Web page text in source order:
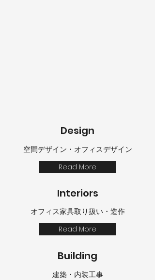
Design
空間デザイン・オフィスデザイン
Read More
Interiors
オフィス家具取り扱い・造作
Read More
Building
建築・内装工事